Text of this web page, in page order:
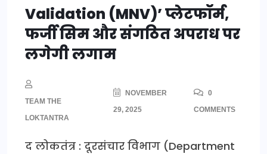
Validation (MNV)’ प्लेटफॉर्म,
फर्जी सिम और संगठित अपराध पर
लगेगी लगाम
TEAM THE
LOKTANTRA
NOVEMBER
29, 2025
0
COMMENTS
द लोकतंत्र : दूरसंचार विभाग (Department